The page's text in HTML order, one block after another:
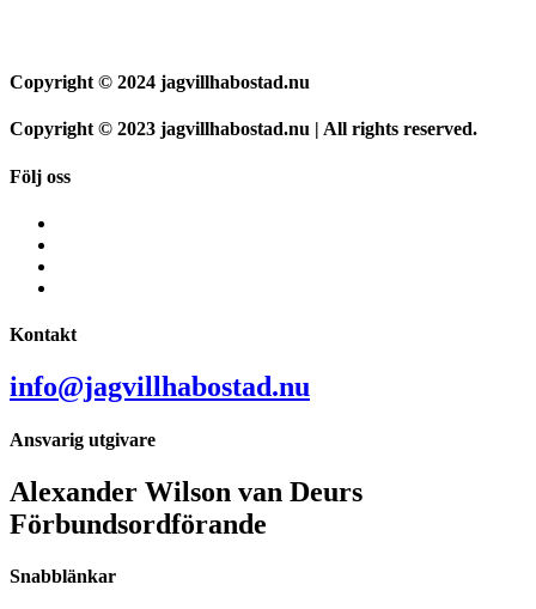
Copyright © 2024 jagvillhabostad.nu
Copyright © 2023 jagvillhabostad.nu | All rights reserved.
Följ oss
Kontakt
info@jagvillhabostad.nu
Ansvarig utgivare
Alexander Wilson van Deurs
Förbundsordförande
Snabblänkar